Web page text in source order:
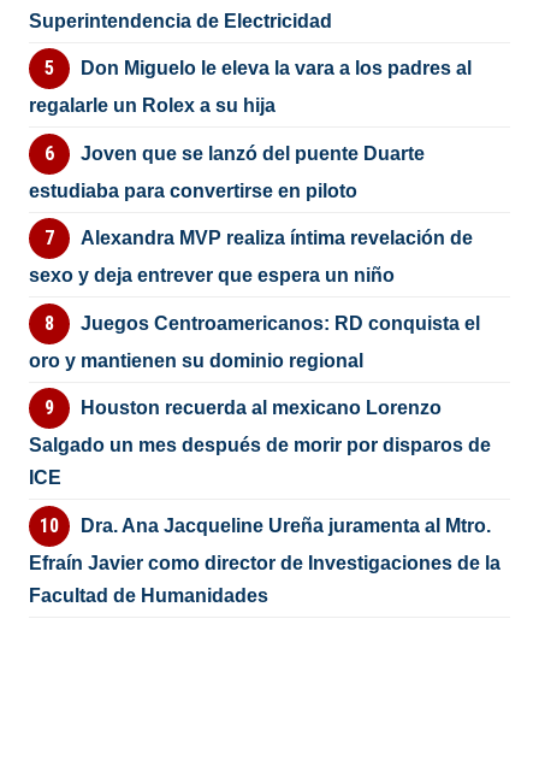
Superintendencia de Electricidad
Don Miguelo le eleva la vara a los padres al
regalarle un Rolex a su hija
Joven que se lanzó del puente Duarte
estudiaba para convertirse en piloto
Alexandra MVP realiza íntima revelación de
sexo y deja entrever que espera un niño
Juegos Centroamericanos: RD conquista el
oro y mantienen su dominio regional
Houston recuerda al mexicano Lorenzo
Salgado un mes después de morir por disparos de
ICE
Dra. Ana Jacqueline Ureña juramenta al Mtro.
Efraín Javier como director de Investigaciones de la
Facultad de Humanidades